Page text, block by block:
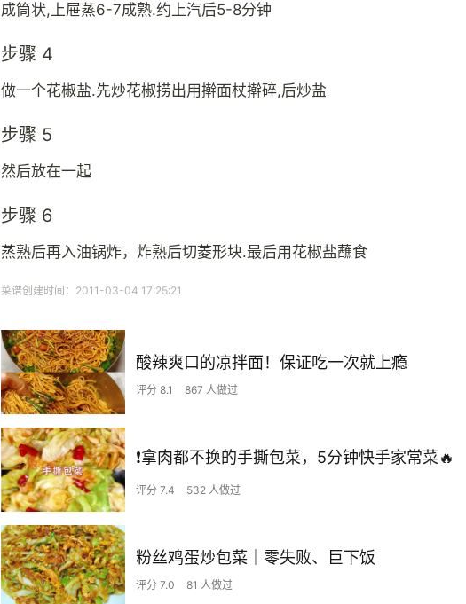
成筒状,上屉蒸6-7成熟.约上汽后5-8分钟
步骤 4
做一个花椒盐.先炒花椒捞出用擀面杖擀碎,后炒盐
步骤 5
然后放在一起
步骤 6
蒸熟后再入油锅炸，炸熟后切菱形块.最后用花椒盐蘸食
菜谱创建时间：2011-03-04 17:25:21
酸辣爽口的凉拌面！保证吃一次就上瘾
评分 8.1 867 人做过
❗拿肉都不换的手撕包菜，5分钟快手家常菜🔥
评分 7.4 532 人做过
粉丝鸡蛋炒包菜｜零失败、巨下饭
评分 7.0 81 人做过